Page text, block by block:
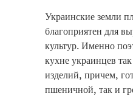
Украинские земли
благоприятен для
культур. Именно
кухне украинцев
изделий, причем,
пшеничной, так и